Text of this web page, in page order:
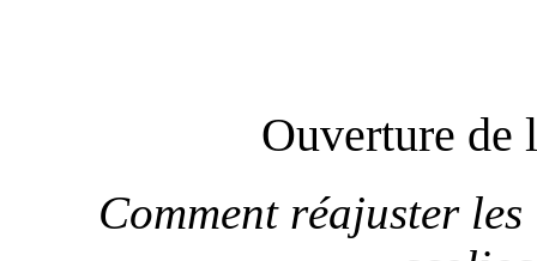
Ouverture
Comment réajuster